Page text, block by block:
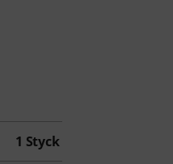
1 Styck